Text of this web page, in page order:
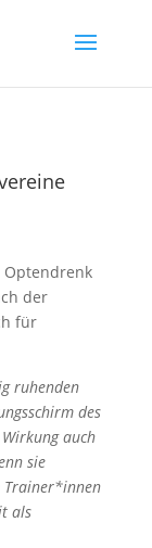
Optendrenk
der
für
ruhenden
des
auch
sie
Trainer*innen
als